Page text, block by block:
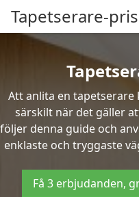
Tapetserare-
Att anlita en tapetserare
särskilt när det gäller
följer denna guide och
enklaste och tryggaste
Få 3 erbjudanden,